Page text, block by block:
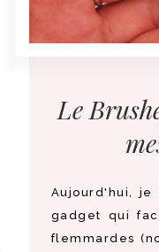
Le
Aujourd'hui, je
gadget qui
flemmardes